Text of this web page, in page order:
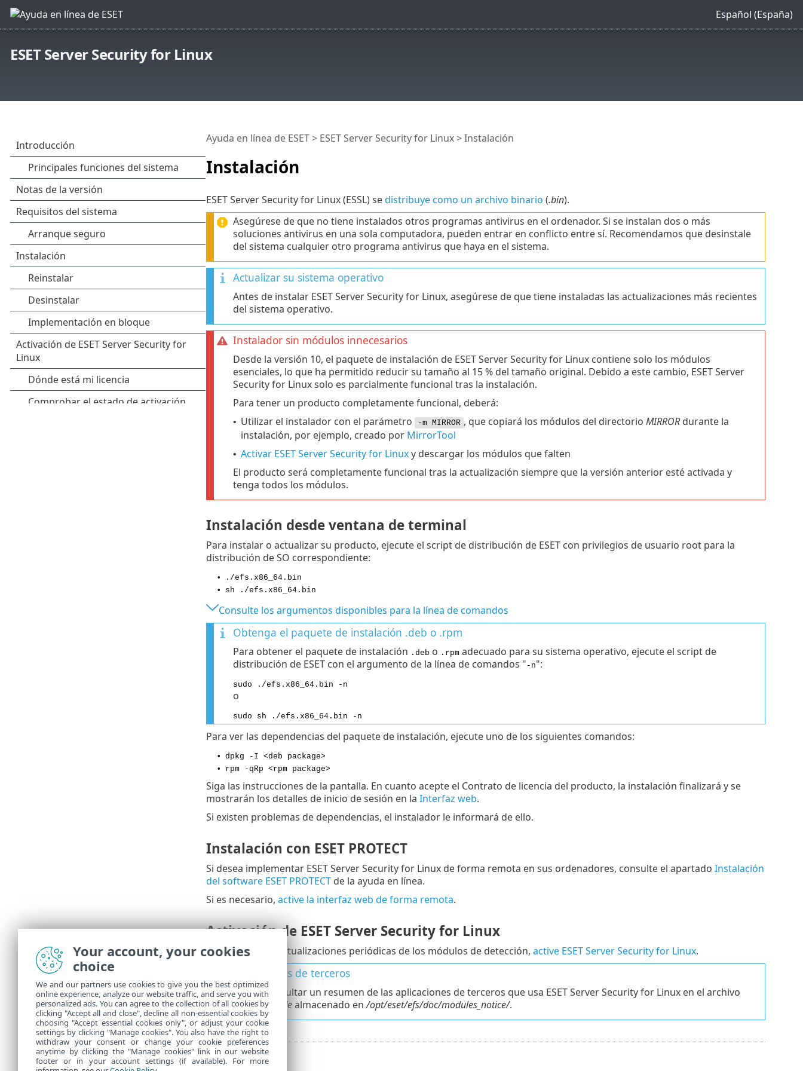
Español (España)
ESET Server Security for Linux
Instalación
Ayuda en línea de ESET> ESET Server Security for Linux>Instalación
ESET Server Security for Linux (ESSL) sedistribuye como un archivo binario (.bin).
Asegúrese de que no tiene instalados otros programas antivirus en el ordenador. Si se instalan dos o más
soluciones antivirus en una sola computadora, pueden entrar en conflicto entre sí. Recomendamos que desinstale
del sistema cualquier otro programa antivirus que haya en el sistema.
Actualizar su sistema operativo
Antes de instalar ESET Server Security for Linux, asegúrese de que tiene instaladas las actualizaciones más recientes
del sistema operativo.
Instalador sin módulos innecesarios
Desde la versión 10, el paquete de instalación de ESET Server Security for Linux contiene solo los módulos
esenciales, lo que ha permitido reducir su tamaño al 15 % del tamaño original. Debido a este cambio, ESET Server
Security for Linux solo es parcialmente funcional tras la instalación.
Para tener un producto completamente funcional, deberá:
• Utilizar el instalador con el parámetro -m MIRROR , que copiará los módulos del directorio MIRRORdurante la
instalación, por ejemplo, creado por MirrorTool
• Activar ESET Server Security for Linuxy descargar los módulos que falten
El producto será completamente funcional tras la actualización siempre que la versión anterior esté activada y
tenga todos los módulos.
Instalación desde ventana de terminal
Para instalar o actualizar su producto, ejecute el script de distribución de ESET con privilegios de usuario root para la
distribución de SO correspondiente:
•
./efs.x86_64.bin
•
sh ./efs.x86_64.bin
Consulte los argumentos disponibles para la línea de comandos
Obtenga el paquete de instalación .deb o .rpm
Para obtener el paquete de instalación .deb o .rpmadecuado para su sistema operativo, ejecute el script de
distribución de ESET con el argumento de la línea de comandos " -n":
sudo ./efs.x86_64.bin -n
o
sudo sh ./efs.x86_64.bin -n
Para ver las dependencias del paquete de instalación, ejecute uno de los siguientes comandos:
• dpkg -I <deb package>
•
rpm -qRp <rpm package>
Siga las instrucciones de la pantalla. En cuanto acepte el Contrato de licencia del producto, la instalación finalizará y se
mostrarán los detalles de inicio de sesión en la Interfaz web.
Si existen problemas de dependencias, el instalador le informará de ello.
Instalación con ESET PROTECT
Si desea implementar ESET Server Security for Linux de forma remota en sus ordenadores, consulte el apartado Instalación
del software ESET PROTECTde la ayuda en línea.
Si es necesario, active la interfaz web de forma remota.
Activación de ESET Server Security for Linux
Para activar las actualizaciones periódicas de los módulos de detección, active ESET Server Security for Linux.
Aplicaciones de terceros
Puede consultar un resumen de las aplicaciones de terceros que usa ESET Server Security for Linux en el archivo
NOTICE_modealmacenado en/opt/eset/efs/doc/modules_notice/.
Your account, your cookies
choice
We and our partners use cookies to give you the best optimized
online experience, analyze our website traffic, and serve you with
personalized ads. You can agree to the collection of all cookies by
clicking "Accept all and close", decline all non-essential cookies by
choosing "Accept essential cookies only", or adjust your cookie
settings by clicking "Manage cookies". You also have the right to
withdraw your consent or change your cookie preferences
anytime by clicking the "Manage cookies" link in our website
footer or in your account settings (if available). For more